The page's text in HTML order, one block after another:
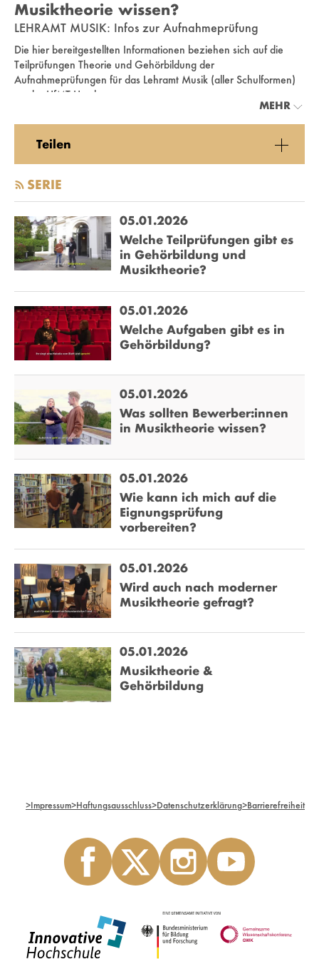
Musiktheorie wissen?
LEHRAMT MUSIK: Infos zur Aufnahmeprüfung
Die hier bereitgestellten Informationen beziehen sich auf die
Teilprüfungen Theorie und Gehörbildung der
Aufnahmeprüfungen für das Lehramt Musik (aller Schulformen)
an der HfMT Hamburg.
Weiterführende Informationen zur Aufnahmeprüfung sowie
Probeklausuren sind hier zu finden:
Sekundarstufe I und II
Im Frühjahr jeden Jahres finden verschiedene
Informationsveranstaltungen statt. So zum Beispiel auch der
Intensivkurs Musiktheorie in Kooperation mit dem Deutschen
Tonkünstler:innenverband Hamburg. Aktuelle Informationen
werdenhierveröffentlicht.
Weitere Vorbereitungsmöglichkeiten bietet zum Beispiel die
Jugendmusikschule Hamburg mit den Studienvorbereitenden
Ausbildungen entweder im BereichKlassikoder Jazz/Rock/Pop
MEHR
Teilen
SERIE
05.01.2026
Welche Teilprüfungen gibt es
in Gehörbildung und
Musiktheorie?
05.01.2026
Welche Aufgaben gibt es in
Gehörbildung?
05.01.2026
Was sollten Bewerber:innen
in Musiktheorie wissen?
05.01.2026
Wie kann ich mich auf die
Eignungsprüfung
vorbereiten?
05.01.2026
Wird auch nach moderner
Musiktheorie gefragt?
05.01.2026
Musiktheorie &
Gehörbildung
>Impressum>Haftungsausschluss>Datenschutzerklärung>Barrierefreiheit